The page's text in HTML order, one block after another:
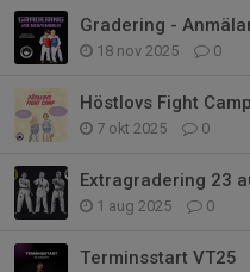
Gradering -
18 nov 2025 0
Höstlovs Fight
7 okt 2025 0
Extragradering 23
1 aug 2025 0
Terminsstart VT25